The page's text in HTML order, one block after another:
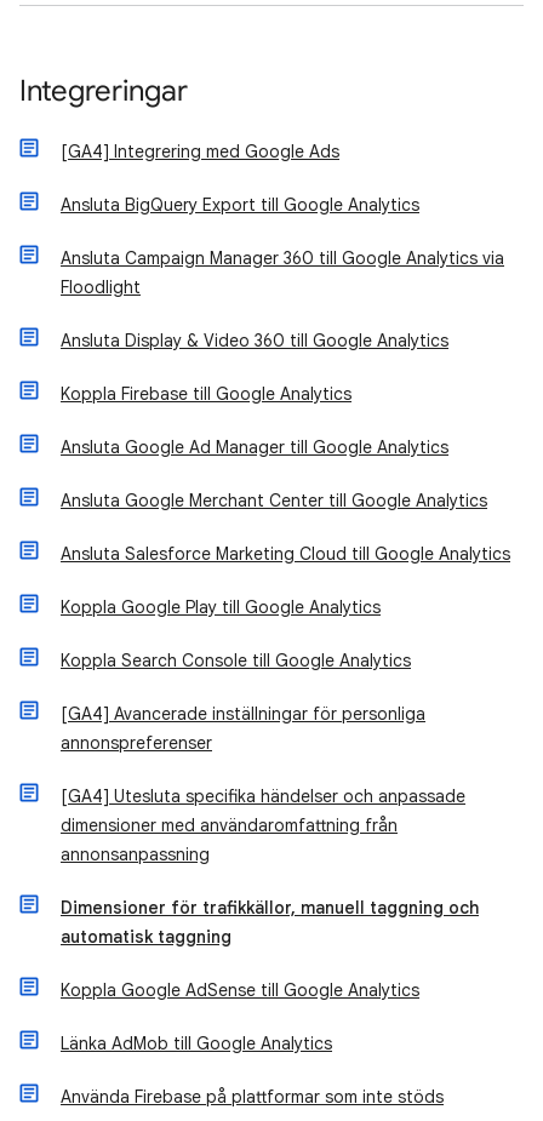
Integreringar
[GA4] Integrering med Google Ads
Ansluta BigQuery Export till Google Analytics
Ansluta Campaign Manager 360 till Google Analytics via
Floodlight
Ansluta Display & Video 360 till Google Analytics
Koppla Firebase till Google Analytics
Ansluta Google Ad Manager till Google Analytics
Ansluta Google Merchant Center till Google Analytics
Ansluta Salesforce Marketing Cloud till Google Analytics
Koppla Google Play till Google Analytics
Koppla Search Console till Google Analytics
[GA4] Avancerade inställningar för personliga
annonspreferenser
[GA4] Utesluta specifika händelser och anpassade
dimensioner med användaromfattning från
annonsanpassning
Dimensioner för trafikkällor, manuell taggning och
automatisk taggning
Koppla Google AdSense till Google Analytics
Länka AdMob till Google Analytics
Använda Firebase på plattformar som inte stöds